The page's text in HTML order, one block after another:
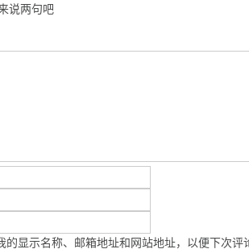
说两句吧
的显示名称、邮箱地址和网站地址，以便下次评